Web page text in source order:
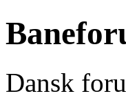
Dansk